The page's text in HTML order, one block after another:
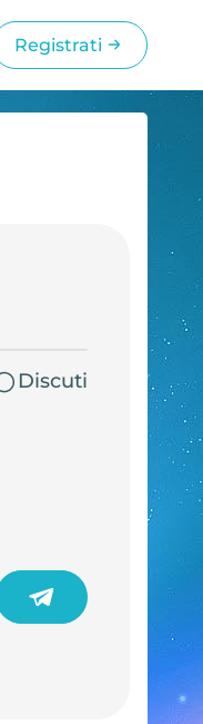
Registrati
Discuti